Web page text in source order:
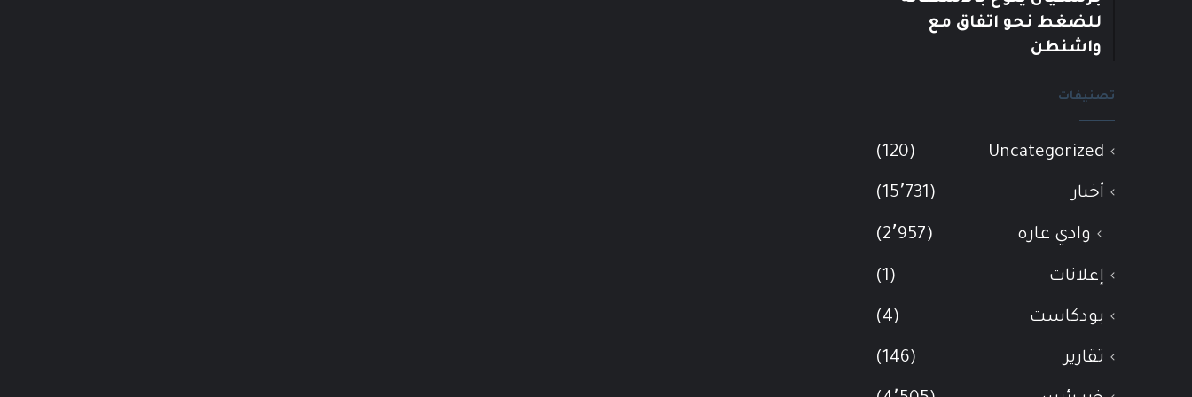
للضغط نحو اتفاق مع
واشنطن
تصنيفات
Uncategorized
(120)
أخبار (15٬731)
وادي عاره (2٬957)
إعلانات (1)
بودكاست (4)
تقارير (146)